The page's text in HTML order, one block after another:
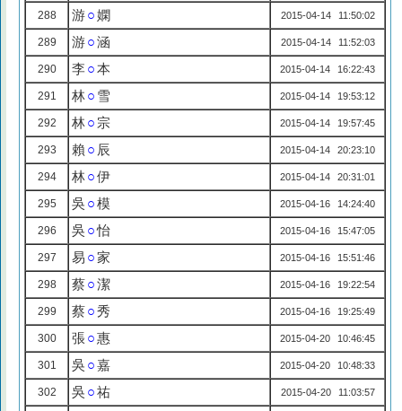
288 游○嫻 2015-04-14 11:50:02
289 游○涵 2015-04-14 11:52:03
290 李○本 2015-04-14 16:22:43
291 林○ 雪 2015-04-14 19:53:12
292 林○ 宗 2015-04-14 19:57:45
293 賴 ○ 辰 2015-04-14 20:23:10
294 林○伊 2015-04-14 20:31:01
295 吳 ○模 2015-04-16 14:24:40
296 吳 ○怡 2015-04-16 15:47:05
297 易 ○家 2015-04-16 15:51:46
298 蔡○潔 2015-04-16 19:22:54
299 蔡○秀 2015-04-16 19:25:49
300 張○惠 2015-04-20 10:46:45
301 吳 ○嘉 2015-04-20 10:48:33
302 吳 ○祐 2015-04-20 11:03:57